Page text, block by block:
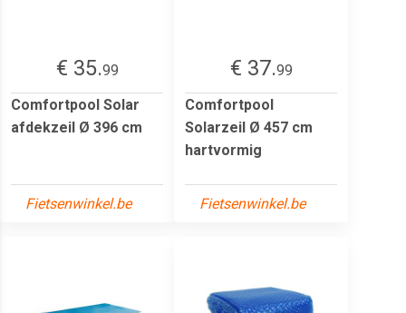
€ 35.99
Comfortpool Solar
afdekzeil Ø 396 cm
Fietsenwinkel.be
€ 37.99
Comfortpool
Solarzeil Ø 457 cm
hartvormig
Fietsenwinkel.be